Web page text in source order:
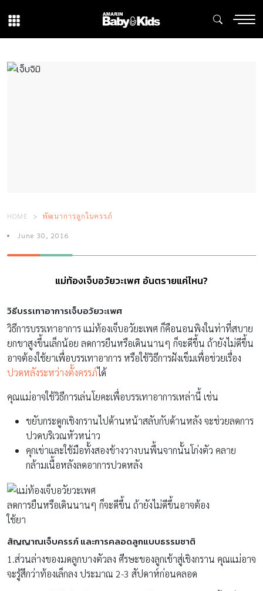
HOME พัฒนาการลูกในครรภ์
June 30, 2016
แม่ท้องเจ็บอวัยวะเพศ อันตรายแค่ไหน?
วิธีบรรเทาอาการเจ็บอวัยวะเพศ
วิธีการบรรเทาอาการ แม่ท้องเจ็บอวัยะเพศ ก็คือนอนพิงในท่าที่สบาย
ยกขาสูงขึ้นเล็กน้อย ลดการยืนหรือเดินนานๆ ก็จะดีขึ้น ถ้ายังไม่ดีขึ้น
อาจต้องใช้ยาเพื่อบรรเทาอาการ หรือใช้วิธีการฝังเข็มเพื่อช่วยเรื่อง
ปวดหลังระหว่างตั้งครรภ์ได้
คุณแม่อาจใช้วิธีการเล่นโยคะเพื่อบรรเทาอาการเหล่านี้ เช่น
ขยับกระดูกเชิงกรานไปด้านหน้าสลับกับด้านหลัง จะช่วยลดการ
ปวดบริเวณหัวหน่าว
คุกเข่าและใช้มือทั้งสองข้างวางบนพื้นจากนั้นโก่งตัว คลาย
กล้ามเนื้อหลังลดอาการปวดหลัง
ลดการยืนหรือเดินนานๆ ก็จะดีขึ้น ถ้ายังไม่ดีขึ้นอาจต้อง
ใช้ยา
สัญญาณเจ็บครรภ์ และการคลอดลูกแบบธรรมชาติ
1.ส่วนล่างของมดลูกบางตัวลง ศีรษะของลูกเข้าสู่เชิงกราน คุณแม่อาจ
จะรู้สึกว่าท้องเล็กลง ประมาณ 2-3 สัปดาห์ก่อนคลอด